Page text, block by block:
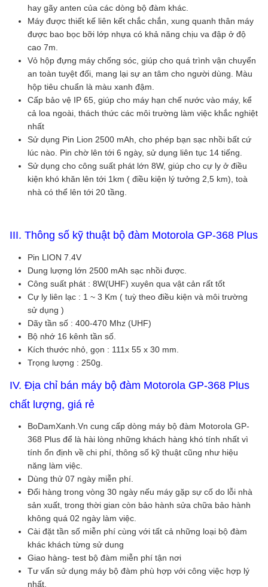
hay gãy anten của các dòng bộ đàm khác.
Máy được thiết kế liên kết chắc chắn, xung quanh thân máy
được bao bọc bỡi lớp nhựa có khả năng chịu va đập ở độ
cao 7m.
Vỏ hộp đựng máy chống sóc, giúp cho quá trình vận chuyển
an toàn tuyệt đối, mang lại sự an tâm cho người dùng. Màu
hộp tiêu chuẩn là màu xanh đậm.
Cấp bảo vệ IP 65, giúp cho máy hạn chế nước vào máy, kể
cả loa ngoài, thách thức các môi trường làm việc khắc nghiệt
nhất
Sử dụng Pin Lion 2500 mAh, cho phép bạn sạc nhồi bất cứ
lúc nào. Pin chờ lên tới 6 ngày, sử dụng liên tục 14 tiếng.
Sử dụng cho công suất phát lớn 8W, giúp cho cự ly ở điều
kiện khó khăn lên tới 1km ( điều kiện lý tưởng 2,5 km), toà
nhà có thể lên tới 20 tầng.
III. Thông số kỹ thuật bộ đàm Motorola GP-368 Plus
Pin LION 7.4V
Dung lượng lớn 2500 mAh sạc nhồi được.
Công suất phát : 8W(UHF) xuyên qua vật cản rất tốt
Cự ly liên lạc : 1 ~ 3 Km ( tuỳ theo điều kiện và môi trường
sử dụng )
Dãy tần số : 400-470 Mhz (UHF)
Bộ nhớ 16 kênh tần số.
Kích thước nhỏ, gọn : 111x 55 x 30 mm.
Trọng lượng : 250g.
IV. Địa chỉ bán máy bộ đàm Motorola GP-368 Plus
chất lượng, giá rẻ
BoDamXanh.Vn cung cấp dòng máy bộ đàm Motorola GP-
368 Plus để là hài lòng những khách hàng khó tính nhất vì
tính ổn định về chi phí, thông số kỹ thuật cũng như hiệu
năng làm việc.
Dùng thử 07 ngày miễn phí.
Đổi hàng trong vòng 30 ngày nếu máy gặp sự cố do lỗi nhà
sản xuất, trong thời gian còn bảo hành sửa chữa bảo hành
không quá 02 ngày làm việc.
Cài đặt tần số miễn phí cùng với tất cả những loại bộ đàm
khác khách từng sử dung
Giao hàng- test bộ đàm miễn phí tận nơi
Tư vấn sử dụng máy bộ đàm phù hợp với công việc hợp lý
nhất.